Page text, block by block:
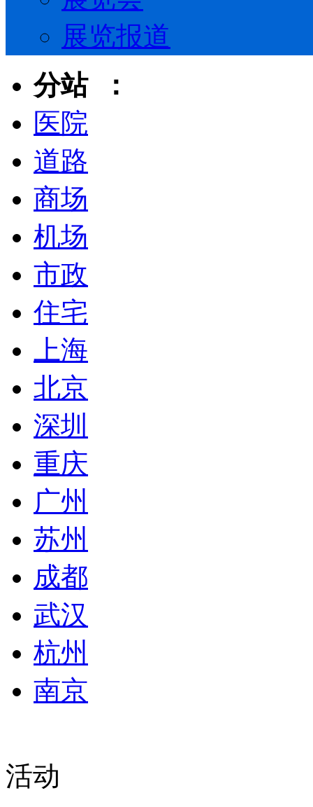
展览报道
分站 ：
医院
道路
商场
机场
市政
住宅
上海
北京
深圳
重庆
广州
苏州
成都
武汉
杭州
南京
活动